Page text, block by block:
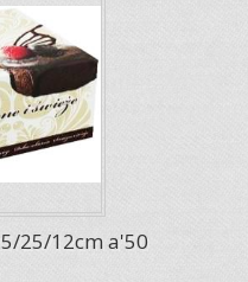
25/12cm a'50